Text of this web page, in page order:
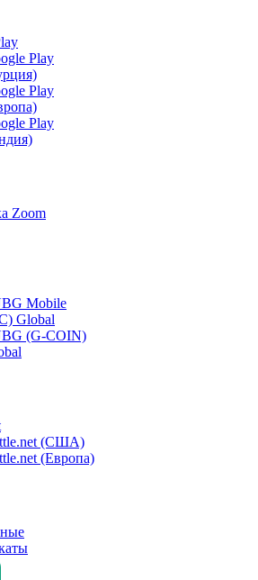
Play
Play
Play
Zoom
Mobile
Global
(G-COIN)
(США)
(Европа)